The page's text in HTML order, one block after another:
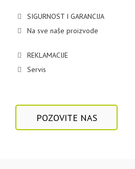
SIGURNOST I GARANCIJA
Na sve naše proizvode
REKLAMACIJE
Servis
POZOVITE NAS